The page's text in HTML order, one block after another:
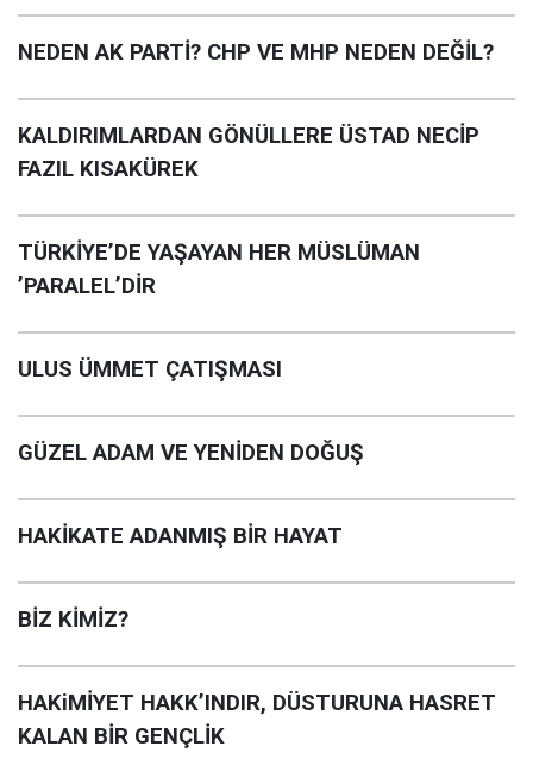
NEDEN AK PARTİ? CHP VE MHP NEDEN DEĞİL?
KALDIRIMLARDAN GÖNÜLLERE ÜSTAD NECİP
FAZIL KISAKÜREK
TÜRKİYE’DE YAŞAYAN HER MÜSLÜMAN
’PARALEL’DİR
ULUS ÜMMET ÇATIŞMASI
GÜZEL ADAM VE YENİDEN DOĞUŞ
HAKİKATE ADANMIŞ BİR HAYAT
BİZ KİMİZ?
HAKiMİYET HAKK’INDIR, DÜSTURUNA HASRET
KALAN BİR GENÇLİK